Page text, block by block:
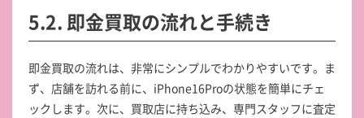
5.2. 即金買取の流れと手続き
即金買取の流れは、非常にシンプルでわかりやすいです。ま
ず、店舗を訪れる前に、iPhone16Proの状態を簡単にチェ
ックします。次に、買取店に持ち込み、専門スタッフに査定